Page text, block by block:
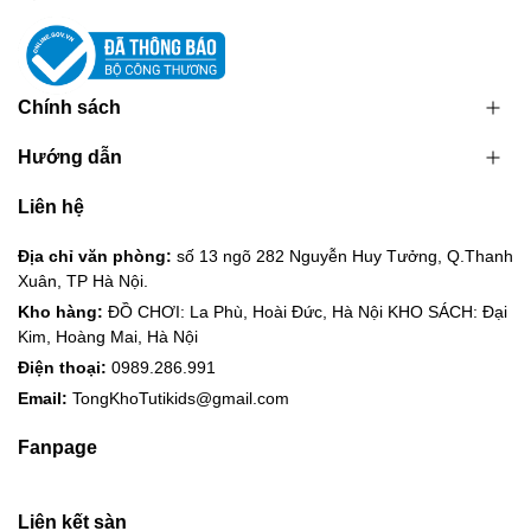
Chính sách
Hướng dẫn
Liên hệ
Địa chỉ văn phòng: số 13 ngõ 282 Nguyễn Huy Tưởng, Q.Thanh
Xuân, TP Hà Nội.
Kho hàng: ĐỒ CHƠI: La Phù, Hoài Đức, Hà Nội KHO SÁCH: Đại
Kim, Hoàng Mai, Hà Nội
Điện thoại: 0989.286.991
Email: TongKhoTutikids@gmail.com
Fanpage
Liên kết sàn